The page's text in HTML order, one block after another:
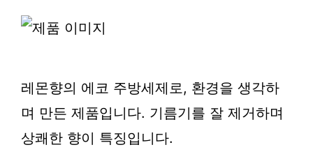
레몬향의 에코 주방세제로, 환경을 생각하
며 만든 제품입니다. 기름기를 잘 제거하며
상쾌한 향이 특징입니다.